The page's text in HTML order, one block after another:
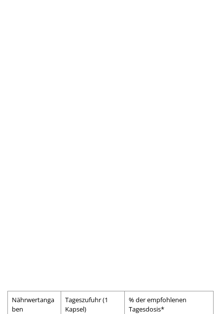
Nährwertanga
ben
Tageszufuhr (1
Kapsel)
% der empfohlenen
Tagesdosis*